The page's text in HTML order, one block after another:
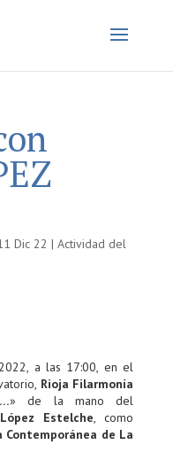
Dic 22 | Actividad del
a las 17:00, en el
Rioja Filarmonía
» de la mano del
Estelche, como
de La